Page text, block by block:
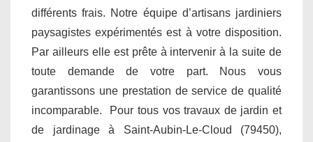
différents frais. Notre équipe d’artisans jardiniers
paysagistes expérimentés est à votre disposition.
Par ailleurs elle est prête à intervenir à la suite de
toute demande de votre part. Nous vous
garantissons une prestation de service de qualité
incomparable. Pour tous vos travaux de jardin et
de jardinage à Saint-Aubin-Le-Cloud (79450),